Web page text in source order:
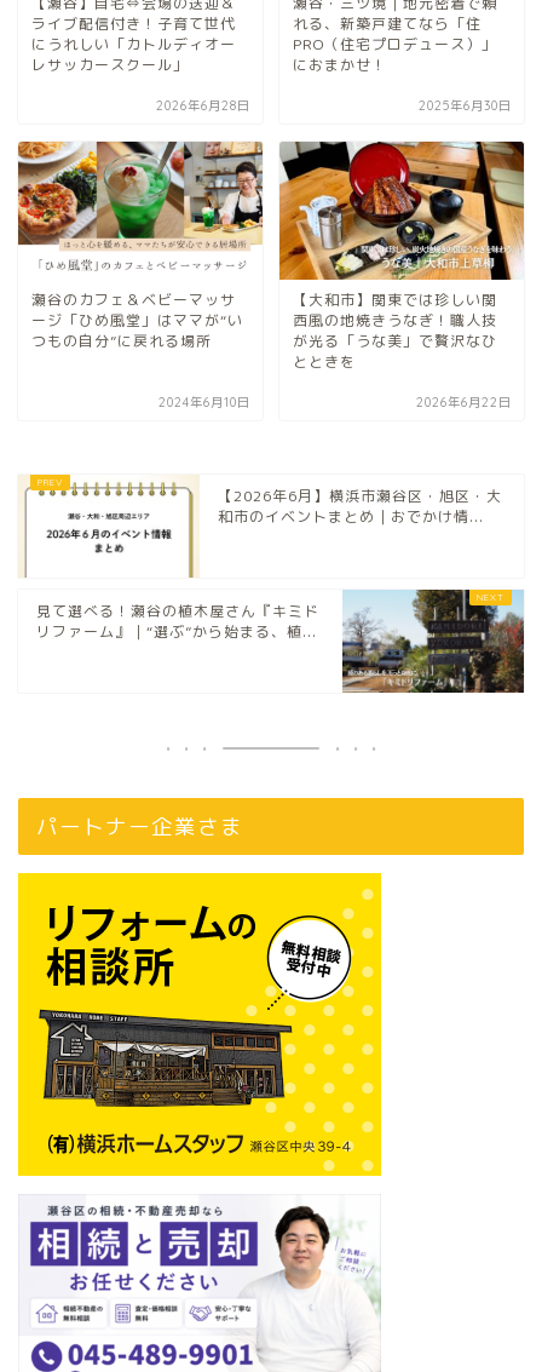
ライブ配信付き！子育て世代
にうれしい「カトルディオー
レサッカースクール」
2026年6月28日
れる、新築戸建てなら「住
PRO（住宅プロデュース）」
におまかせ！
2025年6月30日
瀬谷のカフェ＆ベビーマッサ
ージ「ひめ風堂」はママが“い
つもの自分”に戻れる場所
2024年6月10日
【大和市】関東では珍しい関
西風の地焼きうなぎ！職人技
が光る「うな美」で贅沢なひ
とときを
2026年6月22日
【2026年6月】横浜市瀬谷区・旭区・大
和市のイベントまとめ｜おでかけ情...
見て選べる！瀬谷の植木屋さん『キミド
リファーム』｜“選ぶ”から始まる、植...
パートナー企業さま